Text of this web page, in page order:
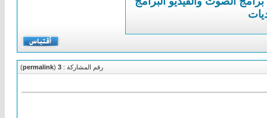
رقم المشاركة : 3
(
permalink
)